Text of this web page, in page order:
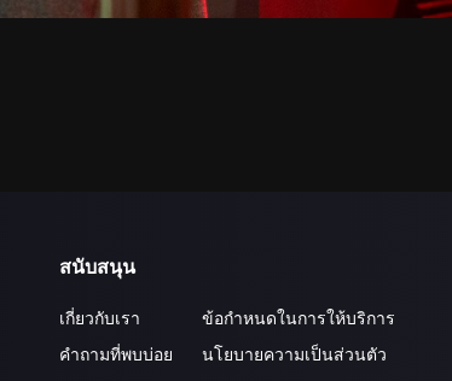
สนับสนุน
เกี่ยวกับเรา
คำถามที่พบบ่อย
ข้อกำหนดในการให้บริการ
นโยบายความเป็นส่วนตัว